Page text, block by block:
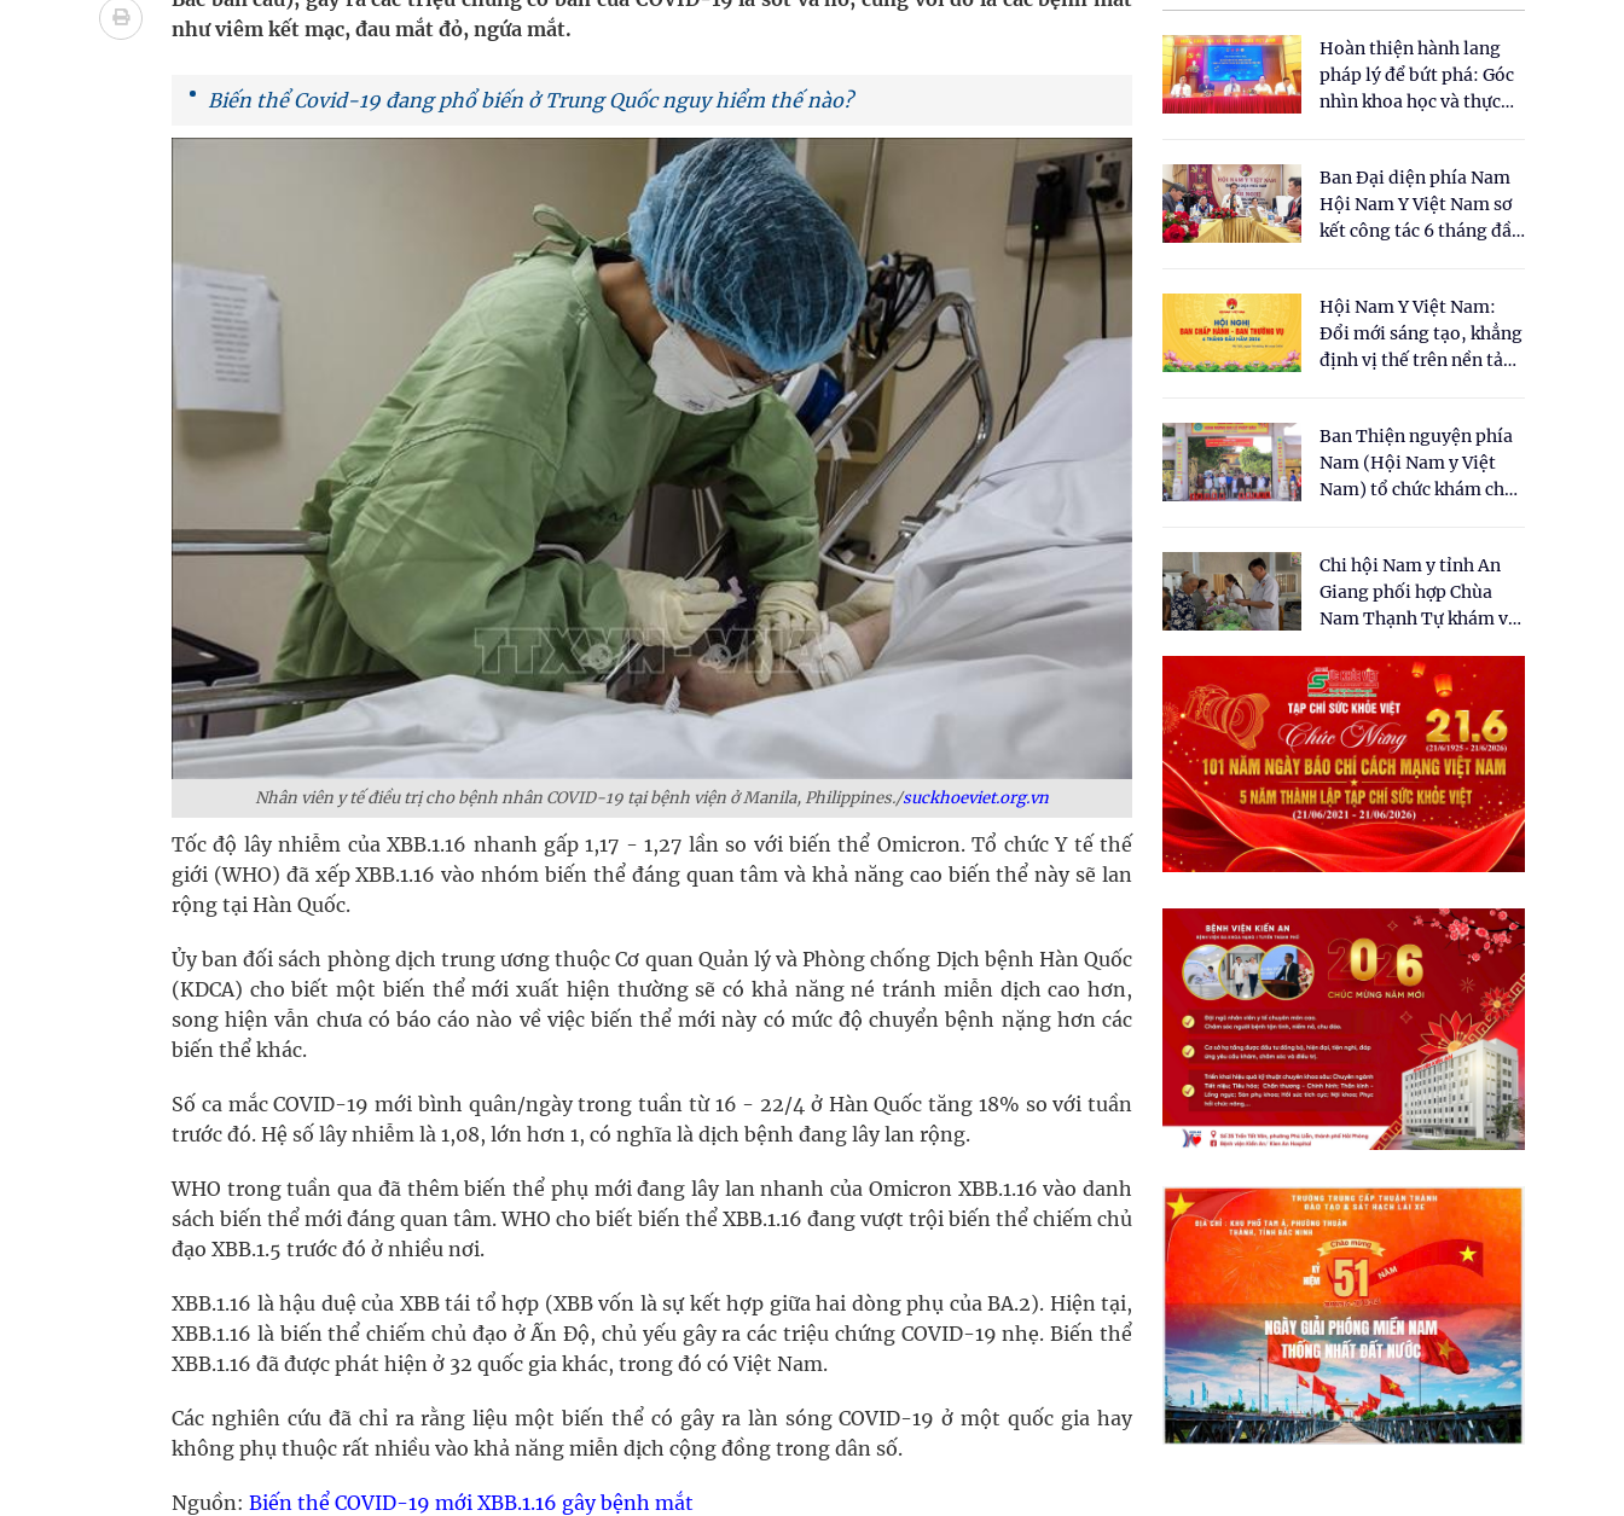
Nhiều lợi thế để nâng chất lượng y tế
như viêm kết mạc, đau mắt đỏ, ngứa mắt.
Biến thể Covid-19 đang phổ biến ở Trung Quốc nguy hiểm thế nào?
Nhân viên y tế điều trị cho bệnh nhân COVID-19 tại bệnh viện ở Manila, Philippines./suckhoeviet.org.vn
Tốc độ lây nhiễm của XBB.1.16 nhanh gấp 1,17 - 1,27 lần so với biến thể Omicron. Tổ chức Y tế thế
giới (WHO) đã xếp XBB.1.16 vào nhóm biến thể đáng quan tâm và khả năng cao biến thể này sẽ lan
rộng tại Hàn Quốc.
Ủy ban đối sách phòng dịch trung ương thuộc Cơ quan Quản lý và Phòng chống Dịch bệnh Hàn Quốc
(KDCA) cho biết một biến thể mới xuất hiện thường sẽ có khả năng né tránh miễn dịch cao hơn,
song hiện vẫn chưa có báo cáo nào về việc biến thể mới này có mức độ chuyển bệnh nặng hơn các
biến thể khác.
Số ca mắc COVID-19 mới bình quân/ngày trong tuần từ 16 - 22/4 ở Hàn Quốc tăng 18% so với tuần
trước đó. Hệ số lây nhiễm là 1,08, lớn hơn 1, có nghĩa là dịch bệnh đang lây lan rộng.
WHO trong tuần qua đã thêm biến thể phụ mới đang lây lan nhanh của Omicron XBB.1.16 vào danh
sách biến thể mới đáng quan tâm. WHO cho biết biến thể XBB.1.16 đang vượt trội biến thể chiếm chủ
đạo XBB.1.5 trước đó ở nhiều nơi.
XBB.1.16 là hậu duệ của XBB tái tổ hợp (XBB vốn là sự kết hợp giữa hai dòng phụ của BA.2). Hiện tại,
XBB.1.16 là biến thể chiếm chủ đạo ở Ấn Độ, chủ yếu gây ra các triệu chứng COVID-19 nhẹ. Biến thể
XBB.1.16 đã được phát hiện ở 32 quốc gia khác, trong đó có Việt Nam.
Các nghiên cứu đã chỉ ra rằng liệu một biến thể có gây ra làn sóng COVID-19 ở một quốc gia hay
không phụ thuộc rất nhiều vào khả năng miễn dịch cộng đồng trong dân số.
Nguồn: Biến thể COVID-19 mới XBB.1.16 gây bệnh mắt
Hoàn thiện hành lang
pháp lý để bứt phá: Góc
nhìn khoa học và thực
cho Luật Y dược cổ
truyền Việt Nam"
Ban Đại diện phía Nam
Hội Nam Y Việt Nam sơ
kết công tác 6 tháng đầu
Hội Nam Y Việt Nam:
Đổi mới sáng tạo, khẳng
định vị thế trên nền tảng
Ban Thiện nguyện phía
Nam (Hội Nam y Việt
Nam) tổ chức khám chữa
dân tại xã Tân Tập
Chi hội Nam y tỉnh An
Giang phối hợp Chùa
Nam Thạnh Tự khám và
nhân dân